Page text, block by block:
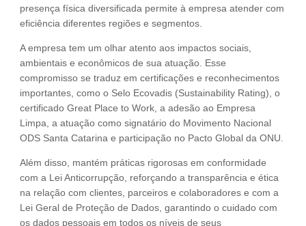
presença física diversificada permite à empresa atender com
eficiência diferentes regiões e segmentos.
A empresa tem um olhar atento aos impactos sociais,
ambientais e econômicos de sua atuação. Esse
compromisso se traduz em certificações e reconhecimentos
importantes, como o Selo Ecovadis (Sustainability Rating), o
certificado Great Place to Work, a adesão ao Empresa
Limpa, a atuação como signatário do Movimento Nacional
ODS Santa Catarina e participação no Pacto Global da ONU.
Além disso, mantém práticas rigorosas em conformidade
com a Lei Anticorrupção, reforçando a transparência e ética
na relação com clientes, parceiros e colaboradores e com a
Lei Geral de Proteção de Dados, garantindo o cuidado com
os dados pessoais em todos os níveis de seus